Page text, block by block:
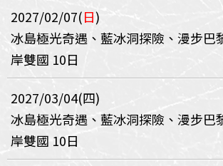
2027/02/07(日)
冰島極光奇遇、藍冰洞探險、漫步巴
岸雙國 10日
2027/03/04(四)
冰島極光奇遇、藍冰洞探險、漫步巴
岸雙國 10日